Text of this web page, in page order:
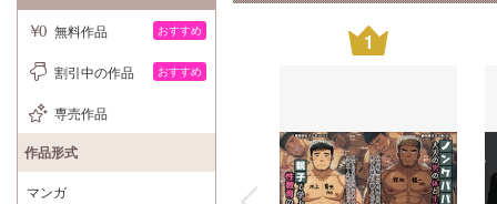
1
無料作品 おすすめ
割引中の作品 おすすめ
専売作品
作品形式
マンガ